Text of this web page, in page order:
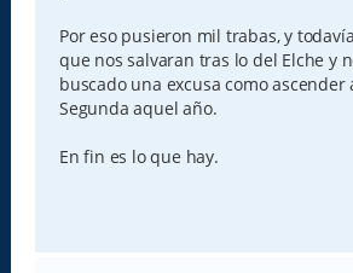
Por eso pusieron mil trabas, y
que nos salvaran tras lo del Elche y
buscado una excusa como
Segunda aquel año.
En fin es lo que hay.